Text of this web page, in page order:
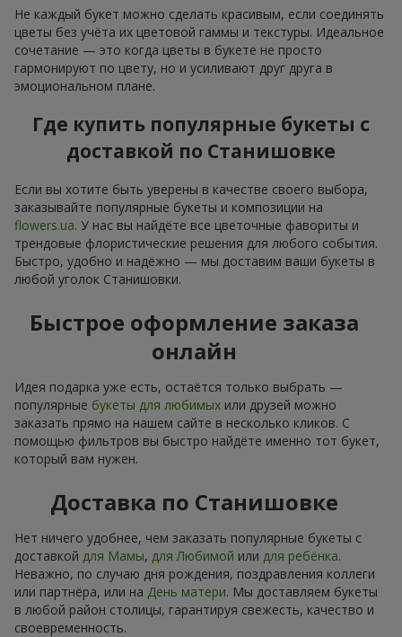
Не каждый букет можно сделать красивым, если соединять
цветы без учёта их цветовой гаммы и текстуры. Идеальное
сочетание — это когда цветы в букете не просто
гармонируют по цвету, но и усиливают друг друга в
эмоциональном плане.
Где купить популярные букеты с
доставкой по Станишовке
Если вы хотите быть уверены в качестве своего выбора,
заказывайте популярные букеты и композиции на
flowers.ua. У нас вы найдёте все цветочные фавориты и
трендовые флористические решения для любого события.
Быстро, удобно и надёжно — мы доставим ваши букеты в
любой уголок Станишовки.
Быстрое оформление заказа
онлайн
Идея подарка уже есть, остаётся только выбрать —
популярные букеты для любимых или друзей можно
заказать прямо на нашем сайте в несколько кликов. С
помощью фильтров вы быстро найдёте именно тот букет,
который вам нужен.
Доставка по Станишовке
Нет ничего удобнее, чем заказать популярные букеты с
доставкой для Мамы, для Любимой или для ребёнка.
Неважно, по случаю дня рождения, поздравления коллеги
или партнёра, или на День матери. Мы доставляем букеты
в любой район столицы, гарантируя свежесть, качество и
своевременность.